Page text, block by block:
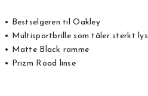
• Bestselgeren til Oakley
• Multisportbrille som tåler sterkt lys
• Matte Black ramme
• Prizm Road linse